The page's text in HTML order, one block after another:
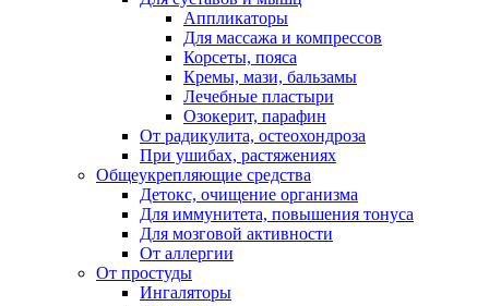
Аппликаторы
Для массажа и компрессов
Корсеты, пояса
Кремы, мази, бальзамы
Лечебные пластыри
Озокерит, парафин
От радикулита, остеохондроза
При ушибах, растяжениях
Общеукрепляющие средства
Детокс, очищение организма
Для иммунитета, повышения тонуса
Для мозговой активности
От аллергии
От простуды
Ингаляторы